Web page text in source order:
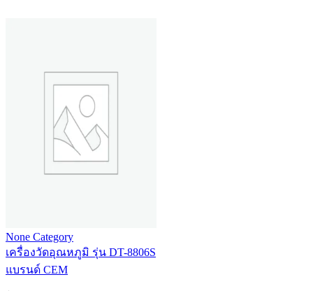
None Category
เครื่องวัดอุณหภูมิ รุ่น DT-8806S
แบรนด์ CEM